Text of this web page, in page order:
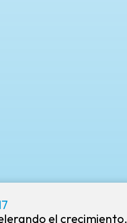
el crecimiento.